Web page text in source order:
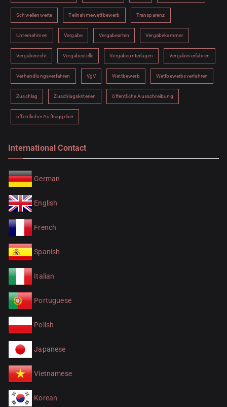
Schwellenwerte Teilnahmewettbewerb Transparenz
Unternehmen Vergabe Vergabearten Vergabekammer
Vergaberecht Vergabestelle Vergabeunterlagen Vergabeverfahren
Verhandlungsverfahren VgV Wettbewerb Wettbewerbsverfahren
Zuschlag Zuschlagskriterien öffentliche Ausschreibung
öffentlicher Auftraggeber
International Contact
German
English
French
Spanish
Italian
Portuguese
Polish
Japanese
Vietnamese
Korean